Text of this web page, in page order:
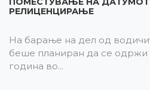
РЕЛИЦЕНЦИРАЊЕ
На барање на дел од
беше планиран да се одржи
година во...